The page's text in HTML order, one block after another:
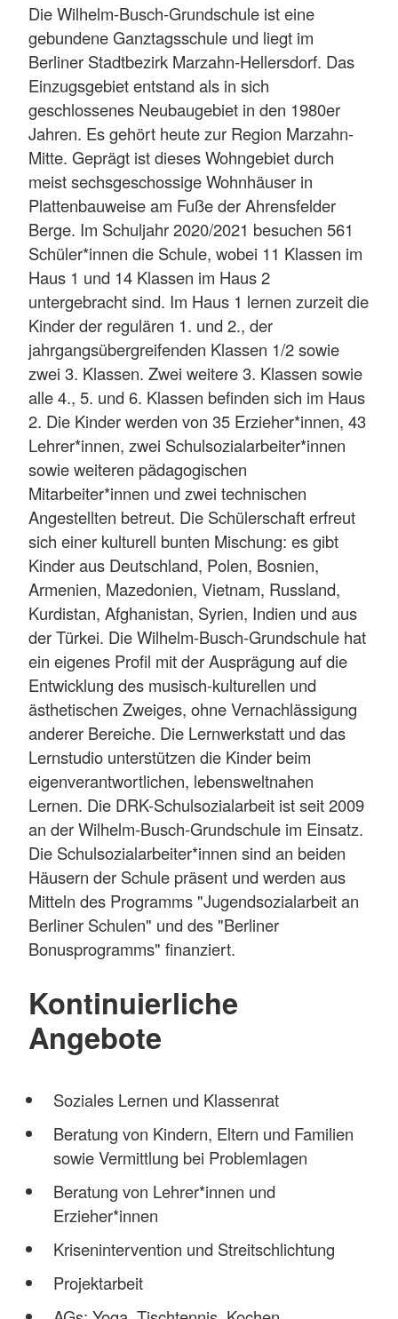
Die Wilhelm-Busch-Grundschule ist eine
gebundene Ganztagsschule und liegt im
Berliner Stadtbezirk Marzahn-Hellersdorf. Das
Einzugsgebiet entstand als in sich
geschlossenes Neubaugebiet in den 1980er
Jahren. Es gehört heute zur Region Marzahn-
Mitte. Geprägt ist dieses Wohngebiet durch
meist sechsgeschossige Wohnhäuser in
Plattenbauweise am Fuße der Ahrensfelder
Berge. Im Schuljahr 2020/2021 besuchen 561
Schüler*innen die Schule, wobei 11 Klassen im
Haus 1 und 14 Klassen im Haus 2
untergebracht sind. Im Haus 1 lernen zurzeit die
Kinder der regulären 1. und 2., der
jahrgangsübergreifenden Klassen 1/2 sowie
zwei 3. Klassen. Zwei weitere 3. Klassen sowie
alle 4., 5. und 6. Klassen befinden sich im Haus
2. Die Kinder werden von 35 Erzieher*innen, 43
Lehrer*innen, zwei Schulsozialarbeiter*innen
sowie weiteren pädagogischen
Mitarbeiter*innen und zwei technischen
Angestellten betreut. Die Schülerschaft erfreut
sich einer kulturell bunten Mischung: es gibt
Kinder aus Deutschland, Polen, Bosnien,
Armenien, Mazedonien, Vietnam, Russland,
Kurdistan, Afghanistan, Syrien, Indien und aus
der Türkei. Die Wilhelm-Busch-Grundschule hat
ein eigenes Profil mit der Ausprägung auf die
Entwicklung des musisch-kulturellen und
ästhetischen Zweiges, ohne Vernachlässigung
anderer Bereiche. Die Lernwerkstatt und das
Lernstudio unterstützen die Kinder beim
eigenverantwortlichen, lebensweltnahen
Lernen. Die DRK-Schulsozialarbeit ist seit 2009
an der Wilhelm-Busch-Grundschule im Einsatz.
Die Schulsozialarbeiter*innen sind an beiden
Häusern der Schule präsent und werden aus
Mitteln des Programms "Jugendsozialarbeit an
Berliner Schulen" und des "Berliner
Bonusprogramms" finanziert.
Kontinuierliche
Angebote
Soziales Lernen und Klassenrat
Beratung von Kindern, Eltern und Familien
sowie Vermittlung bei Problemlagen
Beratung von Lehrer*innen und
Erzieher*innen
Krisenintervention und Streitschlichtung
Projektarbeit